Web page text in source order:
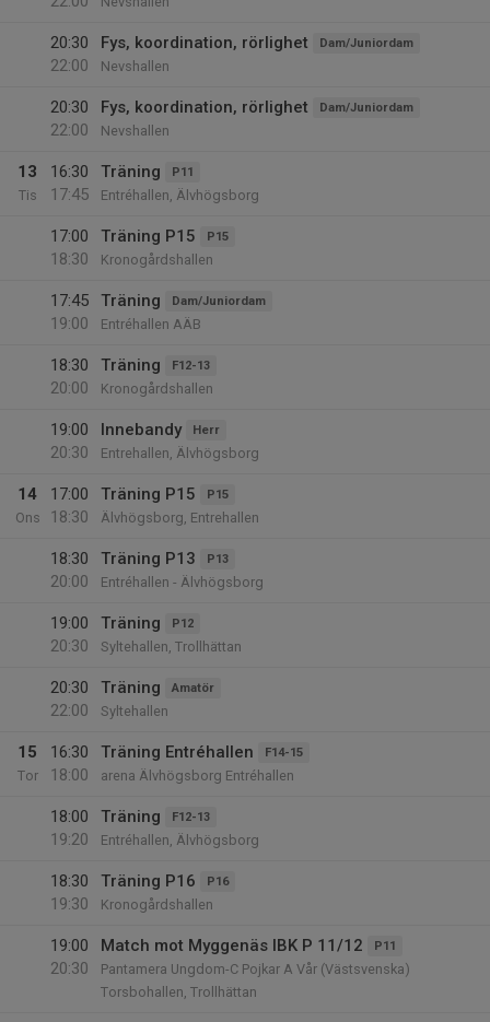
20:30
22:00
Fys, koordination, rörlighet Dam/Juniordam
Nevshallen
20:30
22:00
Fys, koordination, rörlighet Dam/Juniordam
Nevshallen
13
Tis
16:30
17:45
Träning P11
Entréhallen, Älvhögsborg
17:00
18:30
Träning P15 P15
Kronogårdshallen
17:45
19:00
Träning Dam/Juniordam
Entréhallen AÄB
18:30
20:00
Träning F12-13
Kronogårdshallen
19:00
20:30
Innebandy Herr
Entrehallen, Älvhögsborg
14
Ons
17:00
18:30
Träning P15 P15
Älvhögsborg, Entrehallen
18:30
20:00
Träning P13 P13
Entréhallen - Älvhögsborg
19:00
20:30
Träning P12
Syltehallen, Trollhättan
20:30
22:00
Träning Amatör
Syltehallen
15
Tor
16:30
18:00
Träning Entréhallen F14-15
arena Älvhögsborg Entréhallen
18:00
19:20
Träning F12-13
Entréhallen, Älvhögsborg
18:30
19:30
Träning P16 P16
Kronogårdshallen
19:00
20:30
Match mot Myggenäs IBK P 11/12 P11
Pantamera Ungdom-C Pojkar A Vår (Västsvenska)
Torsbohallen, Trollhättan